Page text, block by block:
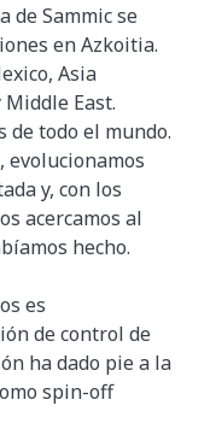
de Sammic se
en Azkoitia.
Asia
East.
de todo el mundo.
evolucionamos
y, con los
acercamos al
hecho.
es
de control de
ha dado pie a la
spin-off